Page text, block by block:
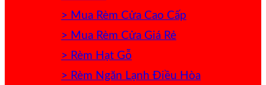
> Mua Rèm Cửa Cao Cấp
> Mua Rèm Cửa Giá Rẻ
> Rèm Hạt Gỗ
> Rèm Ngăn Lạnh Điều Hòa